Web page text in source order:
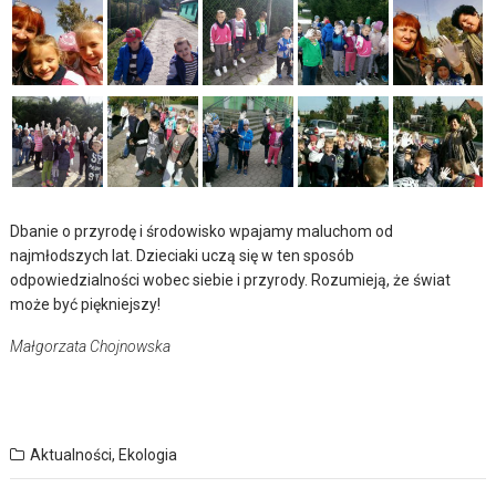
Dbanie o przyrodę i środowisko wpajamy maluchom od
najmłodszych lat. Dzieciaki uczą się w ten sposób
odpowiedzialności wobec siebie i przyrody. Rozumieją, że świat
może być piękniejszy!
Małgorzata Chojnowska
Aktualności, Ekologia